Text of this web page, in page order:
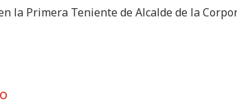
la Primera Teniente de Alcalde de la